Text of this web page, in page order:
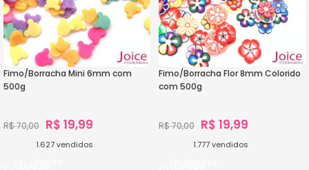
Fimo/Borracha Mini 6mm com
500g
R$70,00 R$ 19,99
1.627vendidos
Fimo/Borracha Flor 8mm Colorido
com 500g
R$70,00 R$ 19,99
1.777vendidos